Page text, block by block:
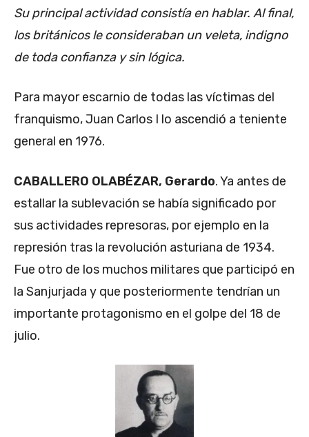
Su principal actividad consistía en hablar. Al final,
los británicos le consideraban un veleta, indigno
de toda confianza y sin lógica.
Para mayor escarnio de todas las víctimas del
franquismo, Juan Carlos I lo ascendió a teniente
general en 1976.
CABALLERO OLABÉZAR, Gerardo. Ya antes de
estallar la sublevación se había significado por
sus actividades represoras, por ejemplo en la
represión tras la revolución asturiana de 1934.
Fue otro de los muchos militares que participó en
la Sanjurjada y que posteriormente tendrían un
importante protagonismo en el golpe del 18 de
julio.